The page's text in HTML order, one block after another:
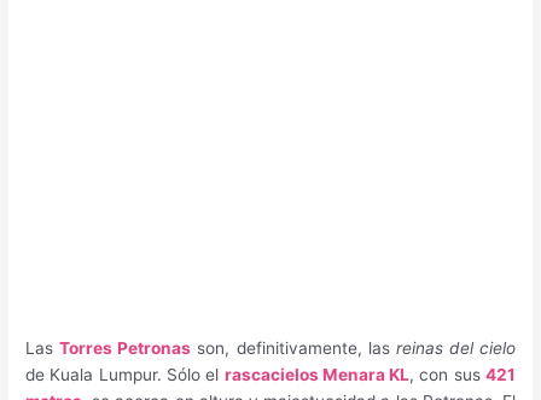
LasTorres Petronas son, definitivamente, lasreinas del cielo
de Kuala Lumpur. Sólo el rascacielos Menara KL, con sus 421